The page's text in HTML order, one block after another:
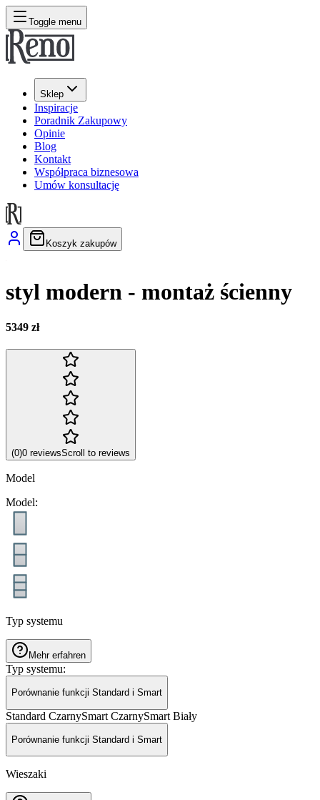
Toggle menu
Sklep
Inspiracje
Poradnik Zakupowy
Opinie
Blog
Kontakt
Współpraca biznesowa
Umów konsultację
Koszyk zakupów
styl modern - montaż ścienny
5349 zł
(0)0 reviewsScroll to reviews
Model
Model:
Typ systemu
Mehr erfahren
Typ systemu:
Porównanie funkcji Standard i Smart
Standard CzarnySmart CzarnySmart Biały
Porównanie funkcji Standard i Smart
Wieszaki